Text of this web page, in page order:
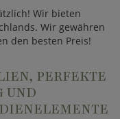
Wir bieten
Wir gewähren
den besten Preis!
PERFEKTE
UND